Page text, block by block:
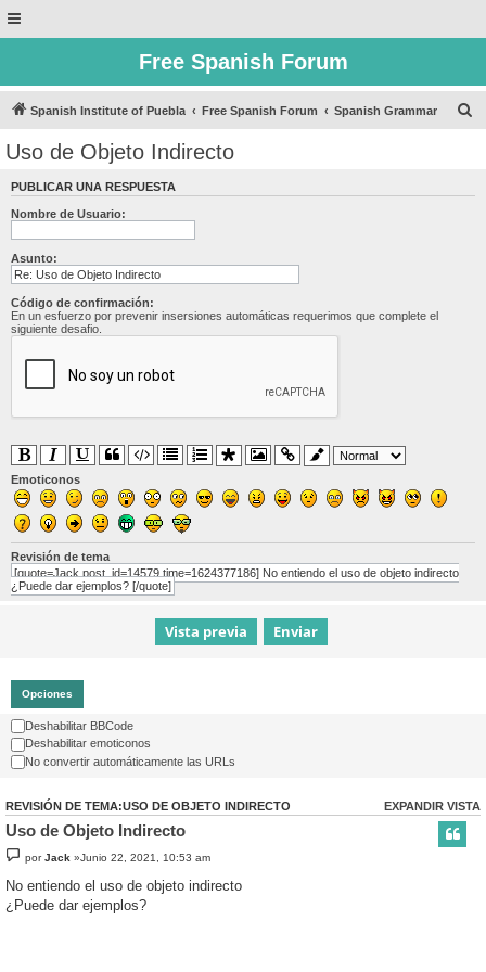
Free Spanish Forum
Spanish Institute of Puebla Free Spanish Forum Spanish Grammar
Uso de Objeto Indirecto
PUBLICAR UNA RESPUESTA
Nombre de Usuario:
Asunto:
Código de confirmación:
En un esfuerzo por prevenir insersiones automáticas requerimos que complete el
siguiente desafio.
Emoticonos
Revisión de tema
[quote=Jack post_id=14579 time=1624377186] No entiendo el uso de objeto indirecto
¿Puede dar ejemplos? [/quote]
Opciones
Deshabilitar BBCode
Deshabilitar emoticonos
No convertir automáticamente las URLs
EXPANDIR VISTA
REVISIÓN DE TEMA:USO DE OBJETO INDIRECTO
Uso de Objeto Indirecto
porJack »Junio 22, 2021, 10:53 am
No entiendo el uso de objeto indirecto
¿Puede dar ejemplos?